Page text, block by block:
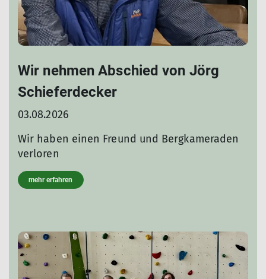
Wir nehmen Abschied von Jörg
Schieferdecker
03.08.2026
Wir haben einen Freund und Bergkameraden
verloren
mehr erfahren